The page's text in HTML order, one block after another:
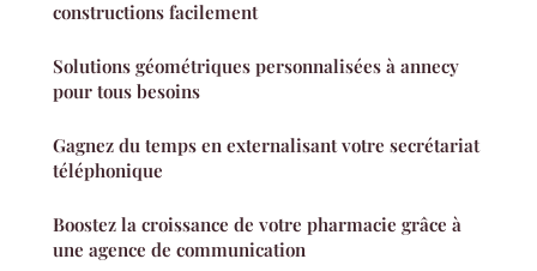
constructions facilement
Solutions géométriques personnalisées à annecy
pour tous besoins
Gagnez du temps en externalisant votre secrétariat
téléphonique
Boostez la croissance de votre pharmacie grâce à
une agence de communication